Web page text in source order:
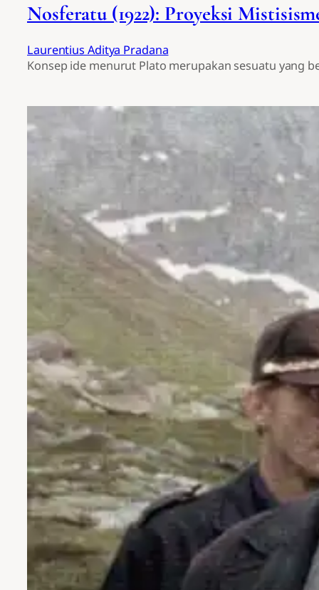
Nosferatu (1922): Proyeksi
Laurentius Aditya Pradana
Konsep ide menurut Plato merupakan sesuatu yang